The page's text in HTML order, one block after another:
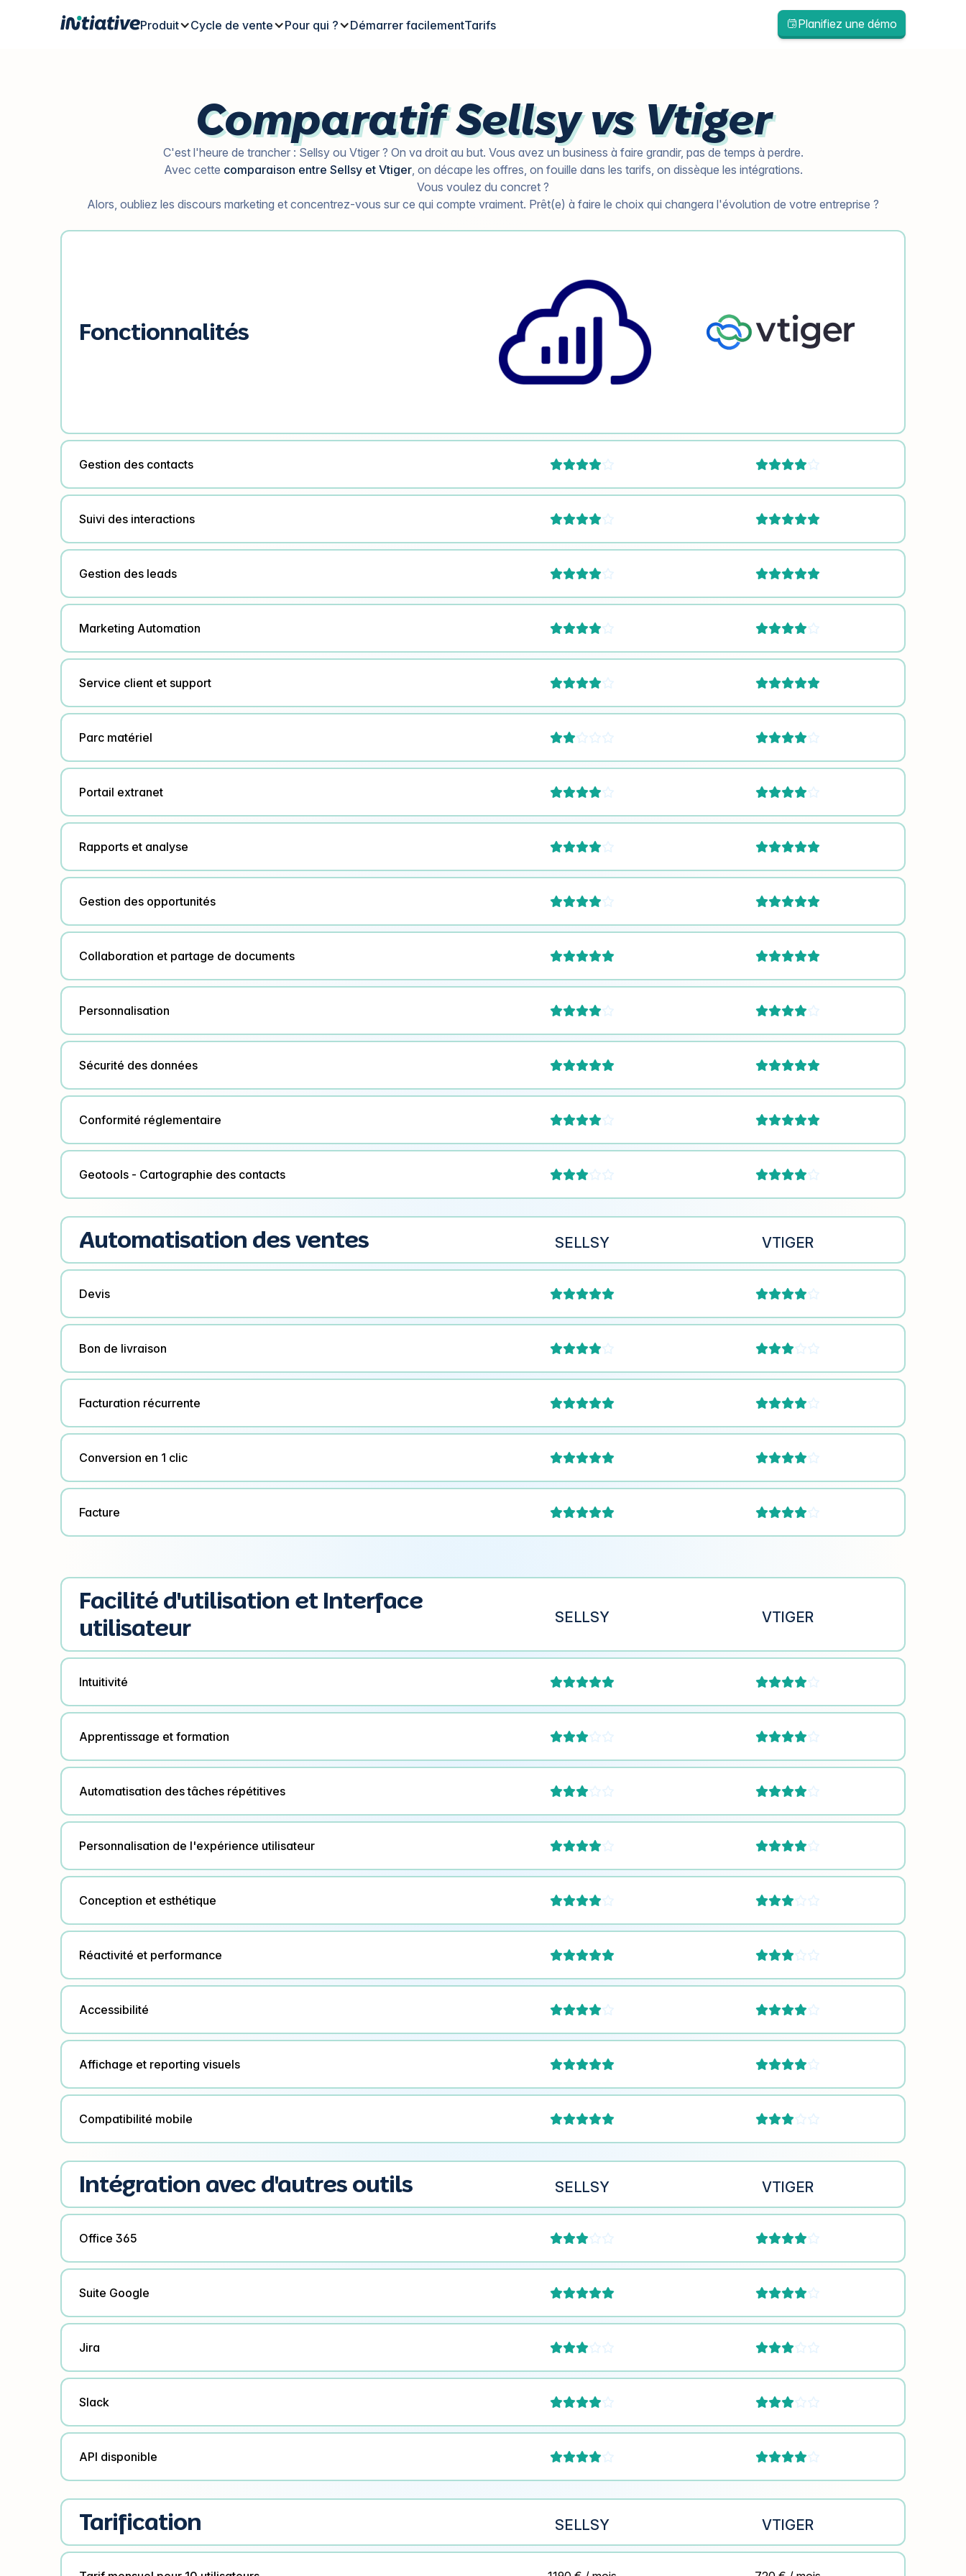
Produit Cycle de vente Pour qui ? Démarrer facilementTarifs Planifiez une démo
Comparatif Sellsy vs Vtiger
C'est l'heure de trancher : Sellsy ou Vtiger ? On va droit au but. Vous avez un business à faire grandir, pas de temps à perdre.
Avec cette comparaison entre Sellsy et Vtiger, on décape les offres, on fouille dans les tarifs, on dissèque les intégrations.
Vous voulez du concret ?
Alors, oubliez les discours marketing et concentrez-vous sur ce qui compte vraiment. Prêt(e) à faire le choix qui changera l'évolution de votre entreprise ?
Fonctionnalités
Gestion des contacts  
Suivi des interactions  
Gestion des leads  
Marketing Automation  
Service client et support  
Parc matériel  
Portail extranet  
Rapports et analyse  
Gestion des opportunités  
Collaboration et partage de documents  
Personnalisation  
Sécurité des données  
Conformité réglementaire  
Geotools - Cartographie des contacts  
Automatisation des ventes SELLSY VTIGER
Devis  
Bon de livraison  
Facturation récurrente  
Conversion en 1 clic  
Facture  
Facilité d'utilisation et Interface
utilisateur
SELLSY VTIGER
Intuitivité  
Apprentissage et formation  
Automatisation des tâches répétitives  
Personnalisation de l'expérience utilisateur  
Conception et esthétique  
Réactivité et performance  
Accessibilité  
Affichage et reporting visuels  
Compatibilité mobile  
Intégration avec d'autres outils SELLSY VTIGER
Office 365  
Suite Google  
Jira  
Slack  
API disponible  
Tarification SELLSY VTIGER